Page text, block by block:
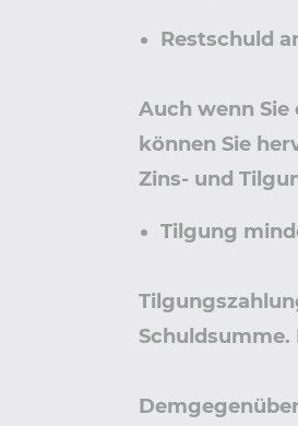
Restschuld
Auch wenn
können Sie
Zins- und
Tilgung